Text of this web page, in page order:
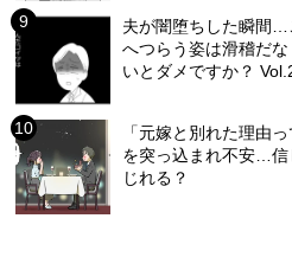
夫が闇堕ちした瞬間…
へつらう姿は滑稽だ
いとダメですか？
「元嫁と別れた理由
を突っ込まれ不安…信
じれる？